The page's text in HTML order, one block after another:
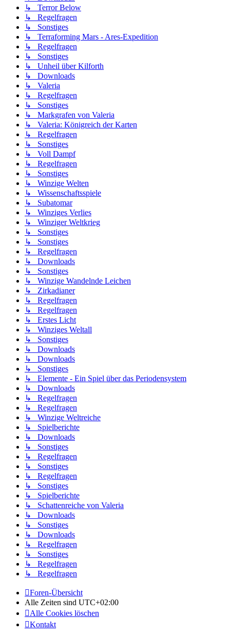
↳ Terror Below
↳ Regelfragen
↳ Sonstiges
↳ Terraforming Mars - Ares-Expedition
↳ Regelfragen
↳ Sonstiges
↳ Unheil über Kilforth
↳ Downloads
↳ Valeria
↳ Regelfragen
↳ Sonstiges
↳ Markgrafen von Valeria
↳ Valeria: Königreich der Karten
↳ Regelfragen
↳ Sonstiges
↳ Voll Dampf
↳ Regelfragen
↳ Sonstiges
↳ Winzige Welten
↳ Wissenschaftsspiele
↳ Subatomar
↳ Winziges Verlies
↳ Winziger Weltkrieg
↳ Sonstiges
↳ Sonstiges
↳ Regelfragen
↳ Downloads
↳ Sonstiges
↳ Winzige Wandelnde Leichen
↳ Zirkadianer
↳ Regelfragen
↳ Regelfragen
↳ Erstes Licht
↳ Winziges Weltall
↳ Sonstiges
↳ Downloads
↳ Downloads
↳ Sonstiges
↳ Elemente - Ein Spiel über das Periodensystem
↳ Downloads
↳ Regelfragen
↳ Regelfragen
↳ Winzige Weltreiche
↳ Spielberichte
↳ Downloads
↳ Sonstiges
↳ Regelfragen
↳ Sonstiges
↳ Regelfragen
↳ Sonstiges
↳ Spielberichte
↳ Schattenreiche von Valeria
↳ Downloads
↳ Sonstiges
↳ Downloads
↳ Regelfragen
↳ Sonstiges
↳ Regelfragen
↳ Regelfragen
Foren-Übersicht
Alle Zeiten sind UTC+02:00
Alle Cookies löschen
Kontakt